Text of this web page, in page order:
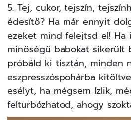
5. Tej, cukor, tejszín,
édesítő? Ha már ennyit
ezeket mind felejtsd el! Ha
minőségű babokat sikerült
próbáld ki tisztán, minden
eszpresszóspohárba
esélyt, ha mégsem ízlik,
felturbózhatod, ahogy